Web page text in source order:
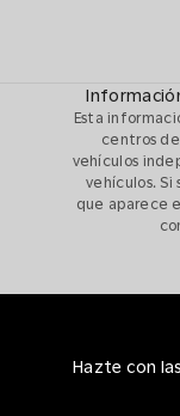
Esta
centros
vehículos
vehículos.
que aparece
Hazte con